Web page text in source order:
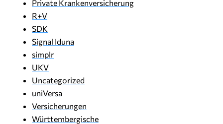
Private Krankenversicherung
R+V
SDK
Signal Iduna
simplr
UKV
Uncategorized
uniVersa
Versicherungen
Württembergische